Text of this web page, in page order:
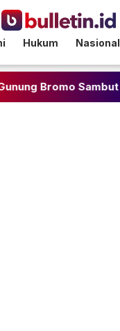
Hukum Nasional
HUT ke-81 RI